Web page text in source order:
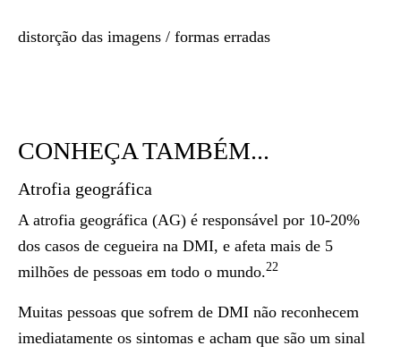
distorção das imagens / formas erradas
CONHEÇA TAMBÉM...
Atrofia geográfica
A atrofia geográfica (AG) é responsável por 10-20%
dos casos de cegueira na DMI, e afeta mais de 5
milhões de pessoas em todo o mundo.22
Muitas pessoas que sofrem de DMI não reconhecem
imediatamente os sintomas e acham que são um sinal